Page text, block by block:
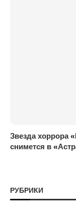
Звезда хоррора
снимется в
РУБРИКИ